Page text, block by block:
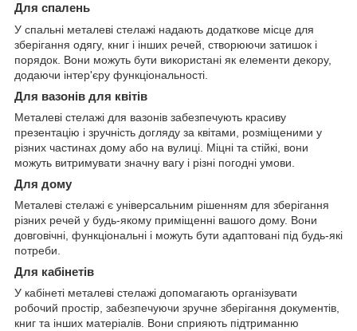
Для спалень
У спальні металеві стелажі надають додаткове місце для
зберігання одягу, книг і інших речей, створюючи затишок і
порядок. Вони можуть бути використані як елементи декору,
додаючи інтер'єру функціональності.
Для вазонів для квітів
Металеві стелажі для вазонів забезпечують красиву
презентацію і зручність догляду за квітами, розміщеними у
різних частинах дому або на вулиці. Міцні та стійкі, вони
можуть витримувати значну вагу і різні погодні умови.
Для дому
Металеві стелажі є універсальним рішенням для зберігання
різних речей у будь-якому приміщенні вашого дому. Вони
довговічні, функціональні і можуть бути адаптовані під будь-які
потреби.
Для кабінетів
У кабінеті металеві стелажі допомагають організувати
робочий простір, забезпечуючи зручне зберігання документів,
книг та інших матеріалів. Вони сприяють підтриманню